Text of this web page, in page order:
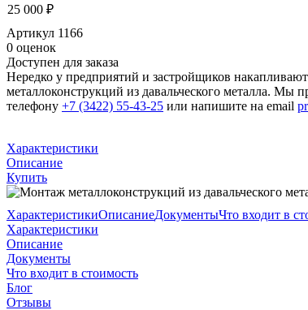
25 000 ₽
Артикул 1166
0 оценок
Доступен для заказа
Нередко у предприятий и застройщиков
металлоконструкций из давальческого металла.
телефону +7 (3422) 55-43-25 или напишите на email
Характеристики
Описание
Купить
ХарактеристикиОписаниеДокументыЧто входит в
Характеристики
Описание
Документы
Что входит в стоимость
Блог
Отзывы